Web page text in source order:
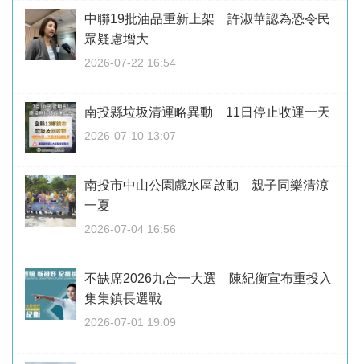
中聯19批油品重新上架 許淑華認為恐令民
眾疑慮增大
2026-07-22 16:54
南投縣垃圾清運略異動 11日停止收運一天
2026-07-10 13:07
南投市中山公園戲水區啟動 親子同樂清涼
一夏
2026-07-04 16:56
不缺席2026九合一大選 陳紀衡宣布重投入
集集鎮長選戰
2026-07-01 19:09